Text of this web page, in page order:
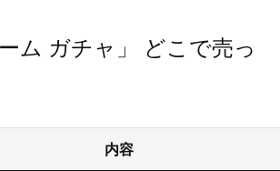
ガチャ」 どこで売っ
内容